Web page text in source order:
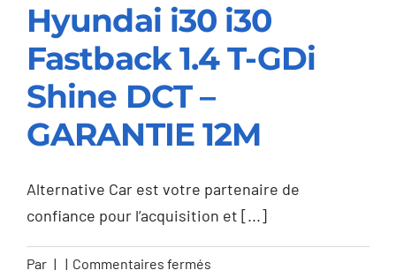
Hyundai i30 i30
Fastback 1.4 T-GDi
Shine DCT –
Hyundai i30 i30
Fastback 1.4 T-GDi
Shine DCT –
GARANTIE 12M
Alternative Car est votre partenaire de
confiance pour l’acquisition et [...]
Par | | Commentaires fermés